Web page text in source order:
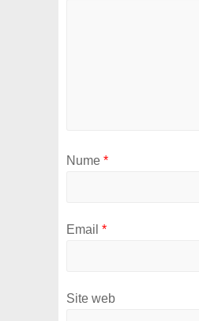
Nume *
Email *
Site web